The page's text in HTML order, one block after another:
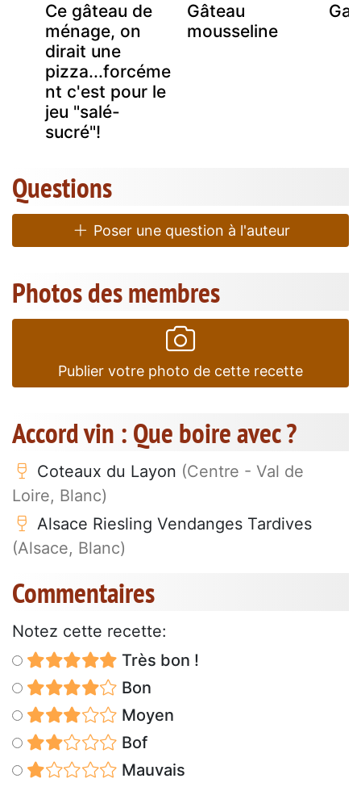
Ce gâteau de
ménage, on
dirait une
pizza...forcéme
nt c'est pour le
jeu "salé-
sucré"!
Gâteau
mousseline
Questions
Poser une question à l'auteur
Photos des membres
Publier votre photo de cette recette
Accord vin : Que boire avec ?
Coteaux du Layon (Centre - Val de
Loire, Blanc)
Alsace Riesling Vendanges Tardives
(Alsace, Blanc)
Commentaires
Notez cette recette:
Très bon !
Bon
Moyen
Bof
Mauvais